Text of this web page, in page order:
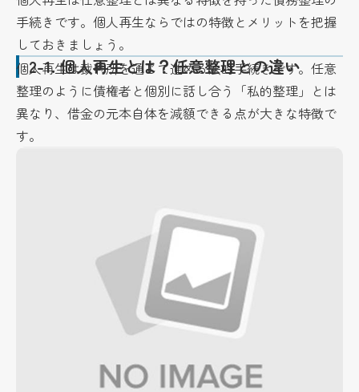
手続きです。個人再生ならではの特徴とメリットを把握
しておきましょう。
2-1.個人再生とは？任意整理との違い
個人再生は裁判所を通じて進める法的手続きです。任意
整理のように債権者と個別に話し合う「私的整理」とは
異なり、借金の元本自体を減額できる点が大きな特徴で
す。